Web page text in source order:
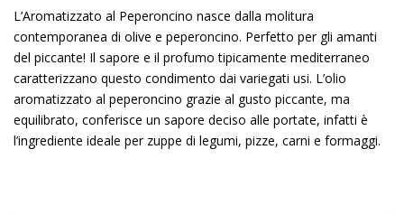
L’Aromatizzato al Peperoncino nasce dalla molitura
contemporanea di olive e peperoncino. Perfetto per gli amanti
del piccante! Il sapore e il profumo tipicamente mediterraneo
caratterizzano questo condimento dai variegati usi. L’olio
aromatizzato al peperoncino grazie al gusto piccante, ma
equilibrato, conferisce un sapore deciso alle portate, infatti è
l’ingrediente ideale per zuppe di legumi, pizze, carni e formaggi.